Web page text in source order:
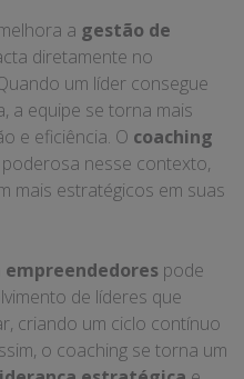
a gestão de
diretamente no
um líder consegue
a equipe se torna mais
e eficiência. O coaching
nesse contexto,
mais estratégicos em suas
pode
de líderes que
criando um ciclo contínuo
o coaching se torna um